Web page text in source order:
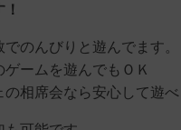
のんびりと遊んでます。
ームを遊んでもＯＫ
相席会なら安心して遊